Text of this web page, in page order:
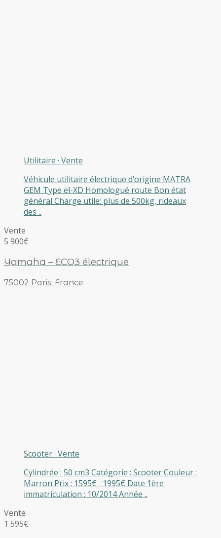
Utilitaire · Vente
Véhicule utilitaire électrique d’origine MATRA
GEM Type el-XD Homologué route Bon état
général Charge utile: plus de 500kg, rideaux
des ..
Vente
5 900€
Yamaha – ECO3 électrique
75002 Paris, France
Scooter· Vente
Cylindrée : 50 cm3 Catégorie : Scooter Couleur :
Marron Prix : 1595€ 1995€ Date 1ère
immatriculation : 10/2014 Année ..
Vente
1 595€